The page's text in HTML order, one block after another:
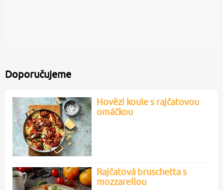
Doporučujeme
Hovězí koule s rajčatovou
omáčkou
Rajčatová bruschetta s
mozzarellou